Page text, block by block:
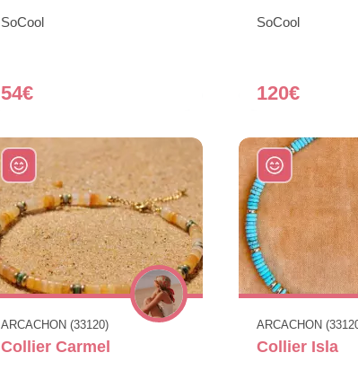
SoCool
54€
SoCool
120€
ARCACHON (33120)
Collier Carmel
ARCACHON
Collier Isla